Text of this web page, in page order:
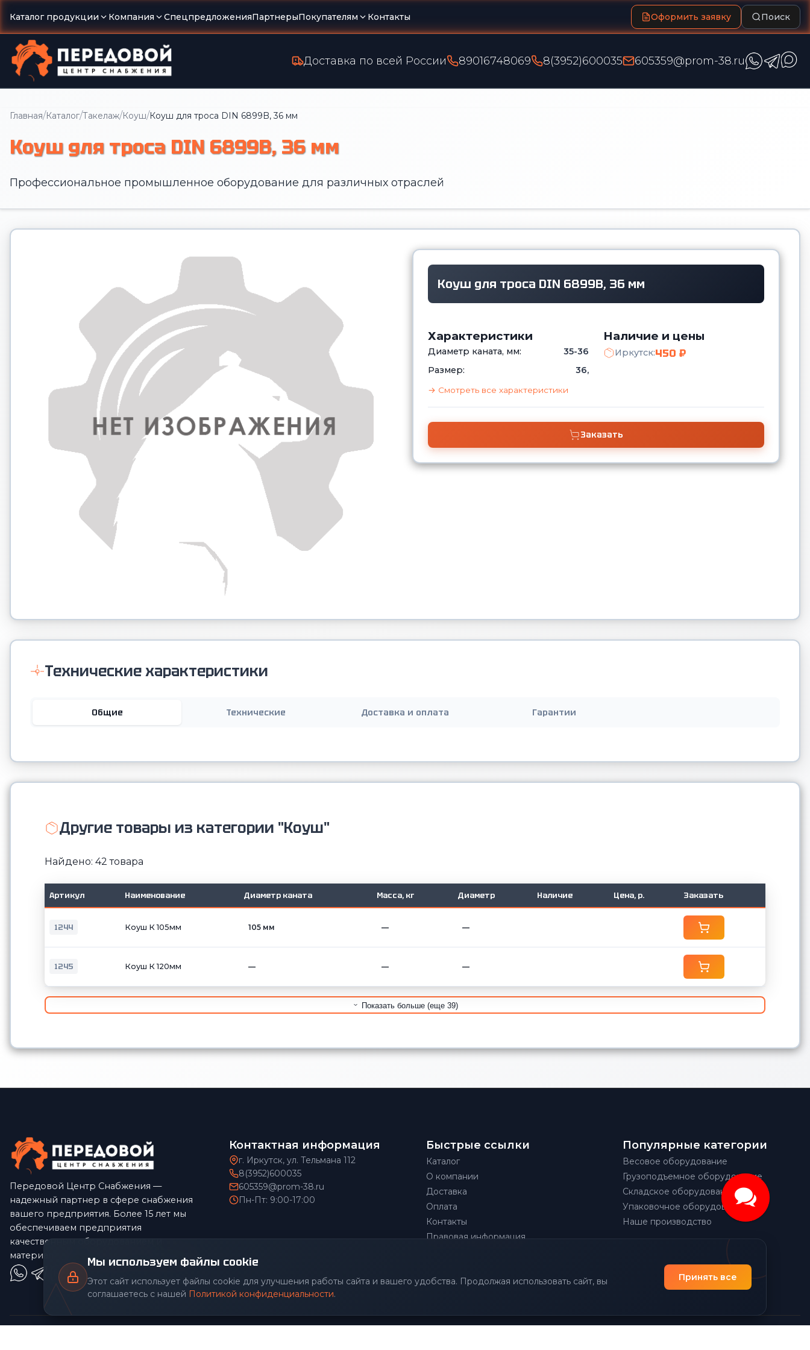
Каталог продукции Компания СпецпредложенияПартнерыПокупателям Контакты Оформить заявку Поиск
Доставка по всей России 89016748069 8(3952)600035 605359@prom-38.ru
Главная/Каталог/Такелаж/Коуш/Коуш для троса DIN 6899B, 36 мм
Коуш для троса DIN 6899B, 36 мм
Профессиональное промышленное оборудование для различных отраслей
Коуш для троса DIN 6899B, 36 мм
Характеристики
Диаметр каната, мм:
35-36
Размер:
36,
→ Смотреть все характеристики
Наличие и цены
Иркутск:450 ₽
Заказать
Технические характеристики
Общие Технические Доставка и оплата Гарантии
Другие товары из категории "Коуш"
Найдено: 42 товара
Артикул Наименование Диаметр каната Масса, кг Диаметр Наличие Цена, р. Заказать
1244 Коуш К 105мм 105 мм — —
1245 Коуш К 120мм — — —
Показать больше (еще 39)
Мы используем файлы cookie
Этот сайт использует файлы cookie для улучшения работы сайта и вашего удобства. Продолжая использовать сайт, вы
соглашаетесь с нашей Политикой конфиденциальности.
Принять все
Передовой Центр Снабжения —
надежный партнер в сфере снабжения
вашего предприятия. Более 15 лет мы
обеспечиваем предприятия
качественным оборудованием и
материалами по конкурентным ценам.
Контактная информация
г. Иркутск, ул. Тельмана 112
8(3952)600035
605359@prom-38.ru
Пн-Пт: 9:00-17:00
Быстрые ссылки
Каталог
О компании
Доставка
Оплата
Контакты
Правовая информация
Популярные категории
Весовое оборудование
Грузоподъемное оборудование
Складское оборудование
Упаковочное оборудование
Наше производство